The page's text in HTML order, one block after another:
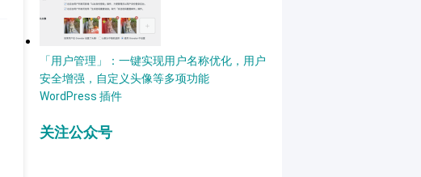
「用户管理」：一键实现用户名称优化，用户
安全增强，自定义头像等多项功能
WordPress 插件
关注公众号